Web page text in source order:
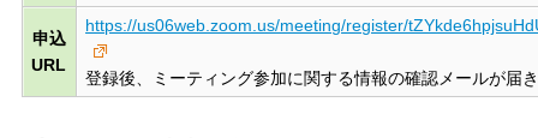
申込
URL
https://us06web.zoom.us/meeting/register/
登録後、ミーティング参加に関する情報の確認メールが届